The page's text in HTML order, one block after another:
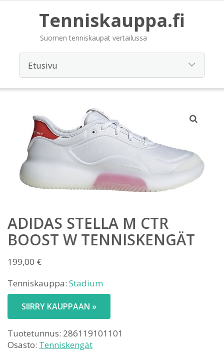
Tenniskauppa.fi
Suomen tenniskaupat vertailussa
ADIDAS STELLA M CTR
BOOST W TENNISKENGÄT
199,00 €
Tenniskauppa: Stadium
SIIRRY KAUPPAAN »
Tuotetunnus: 286119101101
Osasto: Tenniskengät